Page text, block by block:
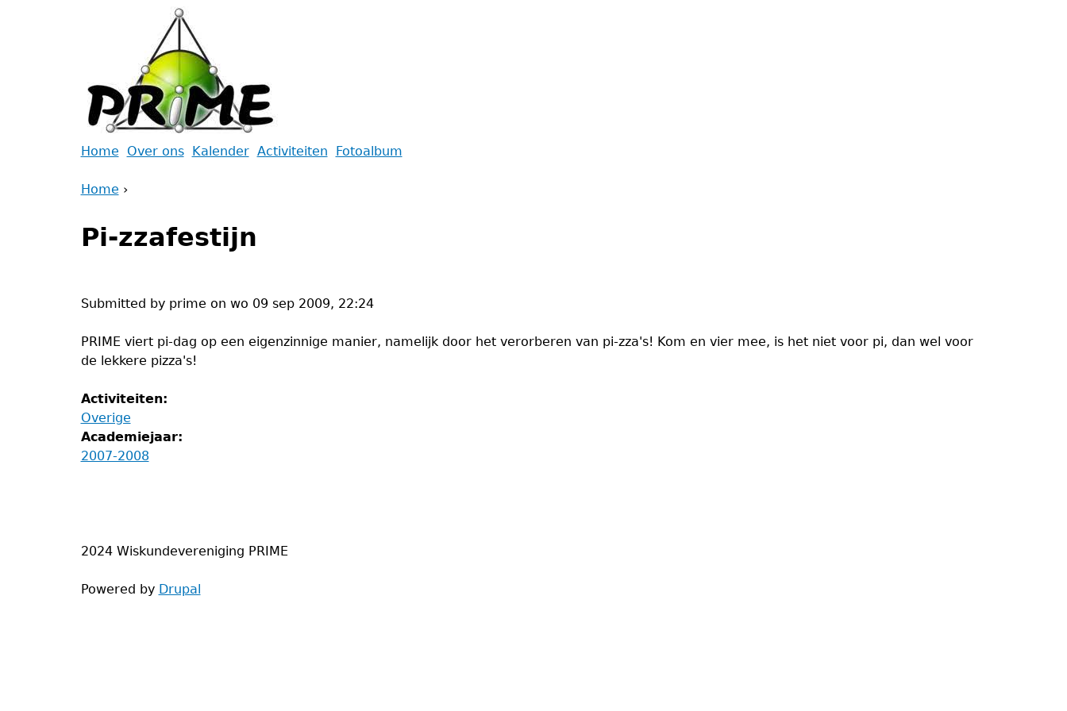
are
Home ›
to
top
Pi-zzafestijn
Submitted by prime on wo 09 sep 2009, 22:24
PRIME viert pi-dag op een eigenzinnige manier, namelijk door het verorberen van pi-zza's! Kom en vier mee, is het niet voor pi, dan wel voor
de lekkere pizza's!
Activiteiten:
Overige
Academiejaar:
2007-2008
Back
top
Home Over ons Kalender Activiteiten Fotoalbum
2024 Wiskundevereniging PRIME
Powered by Drupal